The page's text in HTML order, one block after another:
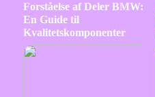
Forståelse af Deler BMW:
En Guide til
Kvalitetskomponenter